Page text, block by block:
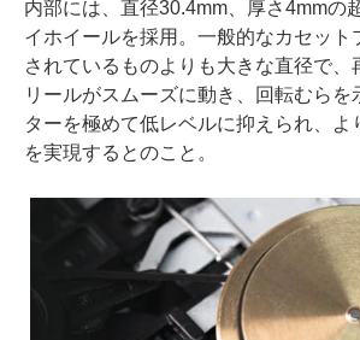
内部には、直径30.4mm、厚さ4mmの
イホイールを採用。一般的なカセット
されているものよりも大きな直径で、
リールがスムーズに動き、回転むらを
ターを極めて低レベルに抑えられ、よ
を実現するとのこと。